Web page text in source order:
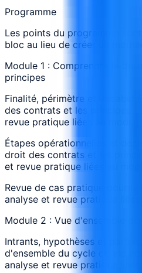
Programme
Les points du programme
bloc au lieu de créer un
Module 1 : Comprendre le
principes
Finalité, périmètre et
des contrats et les principes :
revue pratique liées au module
Étapes opérationnelles et
droit des contrats et les
et revue pratique liées au
Revue de cas pratique pour
analyse et revue pratique
Module 2 : Vue d'ensemble
Intrants, hypothèses et
d'ensemble du cycle de vie
analyse et revue pratique